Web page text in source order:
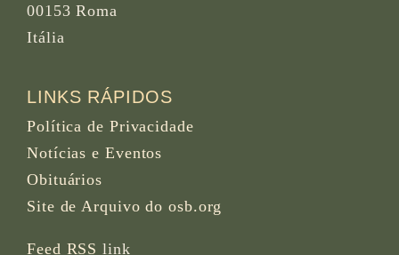
00153 Roma
Itália
LINKS RÁPIDOS
Política de Privacidade
Notícias e Eventos
Obituários
Site de Arquivo do osb.org
Feed RSS link